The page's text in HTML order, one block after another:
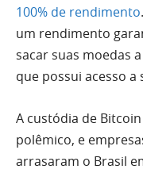
100% de rendimento
um rendimento
sacar suas moedas
que possui acesso
A custódia de
polêmico, e
arrasaram o Brasil